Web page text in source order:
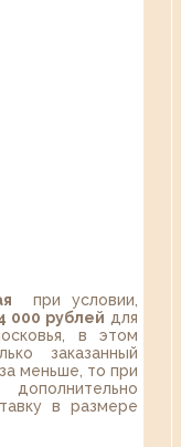
при условии,
000 рублей для
в этом
заказанный
меньше, то при
в размере